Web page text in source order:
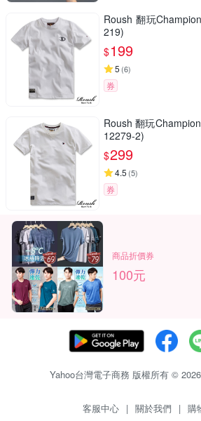
Roush 翻玩
219)
$199
5 (6)
券
Roush 翻玩
12279-2)
$299
4.5 (5)
券
商品折價券
100元
Yahoo台灣電子商務 版權所有 ©
客服中心 | 關於我們 | 購